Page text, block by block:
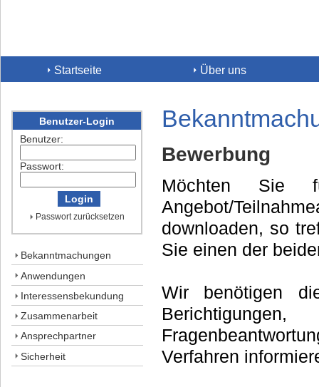
Startseite Über uns
Benutzer-Login
Benutzer:
Passwort:
Passwort zurücksetzen
Bekanntmachungen
Anwendungen
Interessensbekundung
Zusammenarbeit
Ansprechpartner
Sicherheit
Bewerbung
Möchten Sie
Angebot/
downloaden, so
Sie einen der
Wir benötigen
Verfahren